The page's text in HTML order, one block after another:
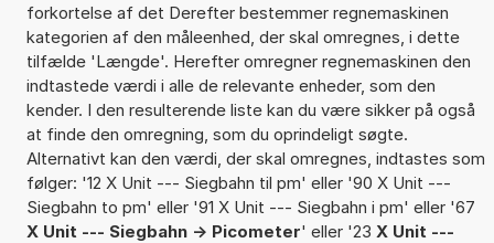
forkortelse af det Derefter bestemmer regnemaskinen
kategorien af den måleenhed, der skal omregnes, i dette
tilfælde 'Længde'. Herefter omregner regnemaskinen den
indtastede værdi i alle de relevante enheder, som den
kender. I den resulterende liste kan du være sikker på også
at finde den omregning, som du oprindeligt søgte.
Alternativt kan den værdi, der skal omregnes, indtastes som
følger: '12 X Unit --- Siegbahn til pm' eller '90 X Unit ---
Siegbahn to pm' eller '91 X Unit --- Siegbahn i pm' eller '67
X Unit --- Siegbahn -> Picometer' eller '23 X Unit ---